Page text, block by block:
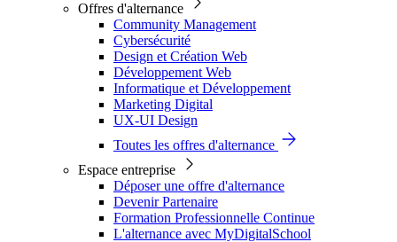
Offres d'alternance
Community Management
Cybersécurité
Design et Création Web
Développement Web
Informatique et Développement
Marketing Digital
UX-UI Design
Toutes les offres d'alternance
Espace entreprise
Déposer une offre d'alternance
Devenir Partenaire
Formation Professionnelle Continue
L'alternance avec MyDigitalSchool